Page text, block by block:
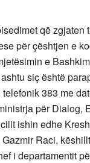
që zgjaten
për çështjen e
e
siç është
383 me
për Dialog,
ishin edhe
Raci,
i departamentit